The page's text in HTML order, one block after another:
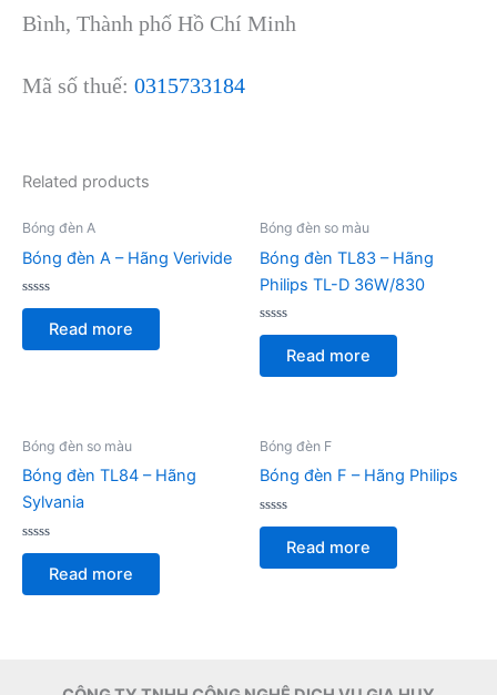
Bình, Thành phố Hồ Chí Minh
Mã số thuế: 0315733184
Related products
Bóng đèn A
Bóng đèn A – Hãng Verivide
Rated
of
Read more
Bóng đèn so màu
Bóng đèn TL83 – Hãng
Philips TL-D 36W/830
Rated
of
Read more
Bóng đèn so màu
Bóng đèn TL84 – Hãng
Sylvania
Rated
of
Read more
Bóng đèn F
Bóng đèn F – Hãng Philips
Rated
of
Read more